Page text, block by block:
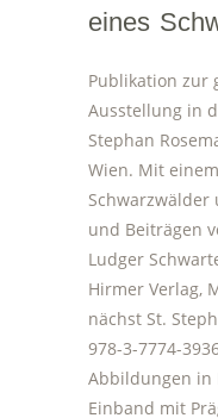
eines
Publikation zur
Ausstellung in
Stephan
Wien. Mit
Schwarzwälder
und Beiträgen
Ludger
Hirmer Verlag,
nächst St.
978-3-7774-
Abbildungen in
Einband mit